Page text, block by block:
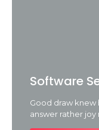
Software
Good draw knew
answer rather joy